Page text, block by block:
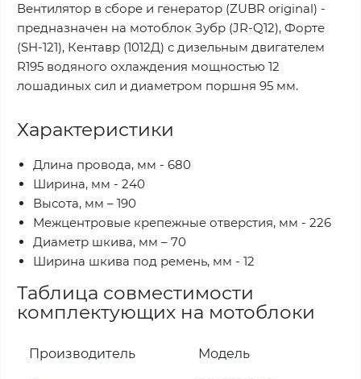
Вентилятор в сборе и генератор (ZUBR original) -
предназначен на мотоблок Зубр (JR-Q12), Форте
(SH-121), Кентавр (1012Д) с дизельным двигателем
R195 водяного охлаждения мощностью 12
лошадиных сил и диаметром поршня 95 мм.
Характеристики
Длина провода, мм - 680
Ширина, мм - 240
Высота, мм – 190
Межцентровые крепежные отверстия, мм - 226
Диаметр шкива, мм – 70
Ширина шкива под ремень, мм - 12
Таблица совместимости
комплектующих на мотоблоки
Производитель Модель